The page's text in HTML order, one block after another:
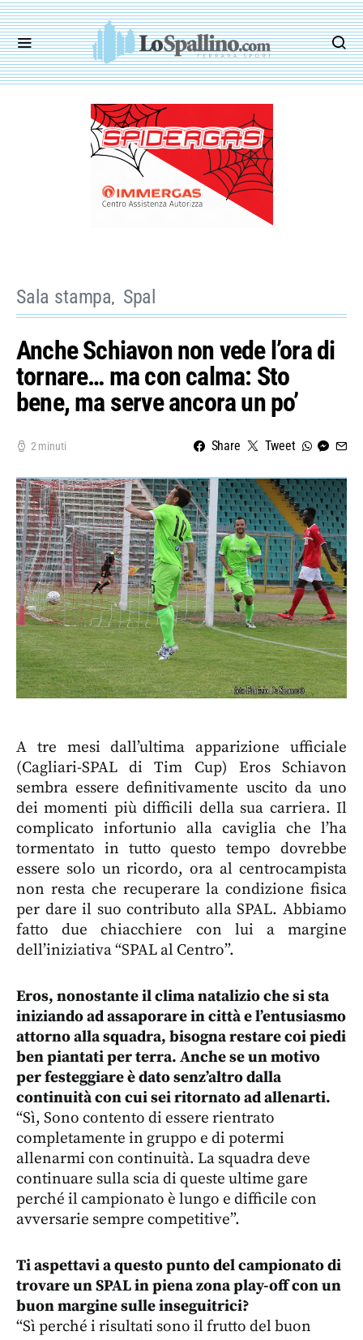
Sala stampa Spal
Anche Schiavon non vede l’ora di
tornare… ma con calma: Sto
bene, ma serve ancora un po’
2 minuti Share Tweet
A tre mesi dall’ultima apparizione ufficiale
(Cagliari-SPAL di Tim Cup) Eros Schiavon
sembra essere definitivamente uscito da uno
dei momenti più difficili della sua carriera. Il
complicato infortunio alla caviglia che l’ha
tormentato in tutto questo tempo dovrebbe
essere solo un ricordo, ora al centrocampista
non resta che recuperare la condizione fisica
per dare il suo contributo alla SPAL. Abbiamo
fatto due chiacchiere con lui a margine
dell’iniziativa “SPAL al Centro”.
Eros, nonostante il clima natalizio che si sta
iniziando ad assaporare in città e l’entusiasmo
attorno alla squadra, bisogna restare coi piedi
ben piantati per terra. Anche se un motivo
per festeggiare è dato senz’altro dalla
continuità con cui sei ritornato ad allenarti.
“Sì, Sono contento di essere rientrato
completamente in gruppo e di potermi
allenarmi con continuità. La squadra deve
continuare sulla scia di queste ultime gare
perché il campionato è lungo e difficile con
avversarie sempre competitive”.
Ti aspettavi a questo punto del campionato di
trovare un SPAL in piena zona play-off con un
buon margine sulle inseguitrici?
“Sì perché i risultati sono il frutto del buon